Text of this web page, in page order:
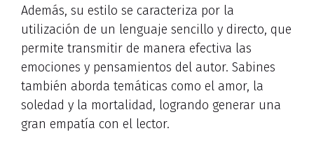
Además, su estilo se caracteriza por la
utilización de un lenguaje sencillo y directo, que
permite transmitir de manera efectiva las
emociones y pensamientos del autor. Sabines
también aborda temáticas como el amor, la
soledad y la mortalidad, logrando generar una
gran empatía con el lector.